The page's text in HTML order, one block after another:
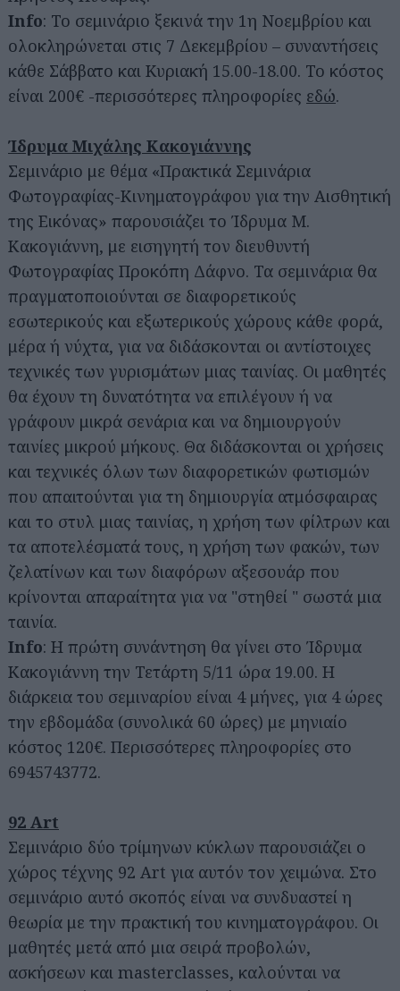
Info: Το σεμινάριο ξεκινά την 1η Νοεμβρίου και
ολοκληρώνεται στις 7 Δεκεμβρίου – συναντήσεις
κάθε Σάββατο και Κυριακή 15.00-18.00. Το κόστος
είναι 200€ -περισσότερες πληροφορίες εδώ.
Ίδρυμα Μιχάλης Κακογιάννης
Σεμινάριο με θέμα «Πρακτικά Σεμινάρια
Φωτογραφίας-Κινηματογράφου για την Αισθητική
της Εικόνας» παρουσιάζει το Ίδρυμα Μ.
Κακογιάννη, με εισηγητή τον διευθυντή
Φωτογραφίας Προκόπη Δάφνο. Τα σεμινάρια θα
πραγματοποιούνται σε διαφορετικούς
εσωτερικούς και εξωτερικούς χώρους κάθε φορά,
μέρα ή νύχτα, για να διδάσκονται οι αντίστοιχες
τεχνικές των γυρισμάτων μιας ταινίας. Οι μαθητές
θα έχουν τη δυνατότητα να επιλέγουν ή να
γράφουν μικρά σενάρια και να δημιουργούν
ταινίες μικρού μήκους. Θα διδάσκονται οι χρήσεις
και τεχνικές όλων των διαφορετικών φωτισμών
που απαιτούνται για τη δημιουργία ατμόσφαιρας
και το στυλ μιας ταινίας, η χρήση των φίλτρων και
τα αποτελέσματά τους, η χρήση των φακών, των
ζελατίνων και των διαφόρων αξεσουάρ που
κρίνονται απαραίτητα για να "στηθεί " σωστά μια
ταινία.
Info: Η πρώτη συνάντηση θα γίνει στο Ίδρυμα
Κακογιάννη την Τετάρτη 5/11 ώρα 19.00. Η
διάρκεια του σεμιναρίου είναι 4 μήνες, για 4 ώρες
την εβδομάδα (συνολικά 60 ώρες) με μηνιαίο
κόστος 120€. Περισσότερες πληροφορίες στο
6945743772.
92 Art
Σεμινάριο δύο τρίμηνων κύκλων παρουσιάζει ο
χώρος τέχνης 92 Art για αυτόν τον χειμώνα. Στο
σεμινάριο αυτό σκοπός είναι να συνδυαστεί η
θεωρία με την πρακτική του κινηματογράφου. Οι
μαθητές μετά από μια σειρά προβολών,
ασκήσεων και masterclasses, καλούνται να